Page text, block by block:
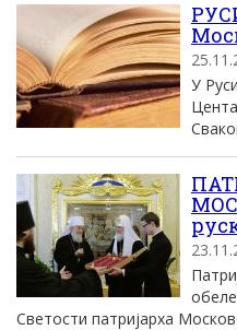
У
Светости патријарха